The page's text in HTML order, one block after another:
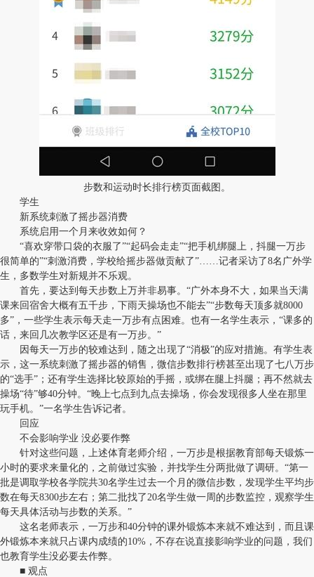
步数和运动时长排行榜页面截图。
学生
新系统刺激了摇步器消费
系统启用一个月来收效如何？
“喜欢穿带口袋的衣服了”“起码会走走”“把手机绑腿上，抖腿一万步
很简单的”“刺激消费，学校给摇步器做贡献了”……记者采访了8名广外学
生，多数学生对新规并不乐观。
首先，要达到每天步数上万并非易事。“广外本身不大，如果当天满
课来回宿舍大概有五千步，下雨天操场也不能去”“步数每天顶多就8000
多”，一些学生表示每天走一万步有点困难。也有一名学生表示，“课多的
话，来回几次教学区还是有一万步。”
因每天一万步的较难达到，随之出现了“消极”的应对措施。有学生表
示，这一系统刺激了摇步器的销售，微信步数排行榜甚至出现了七八万步
的“选手”；还有学生选择比较原始的手摇，或绑在腿上抖腿；再不然就去
操场“待”够40分钟。“晚上七点到九点去操场，你会发现很多人坐在那里
玩手机。”一名学生告诉记者。
回应
不会影响学业 没必要作弊
针对这些问题，上述体育老师介绍，一万步是根据教育部每天锻炼一
小时的要求来量化的，之前做过实验，并找学生分两批做了调研。“第一
批是调取学校各学院共30名学生过去一个月的微信步数，发现学生平均步
数在每天8300步左右；第二批找了20名学生做一周的步数监控，观察学生
每天具体活动与步数的关系。”
这名老师表示，一万步和40分钟的课外锻炼本来就不难达到，而且课
外锻炼本来就只占课内成绩的10%，不存在说直接影响学业的问题，我们
也教育学生没必要去作弊。
■ 观点